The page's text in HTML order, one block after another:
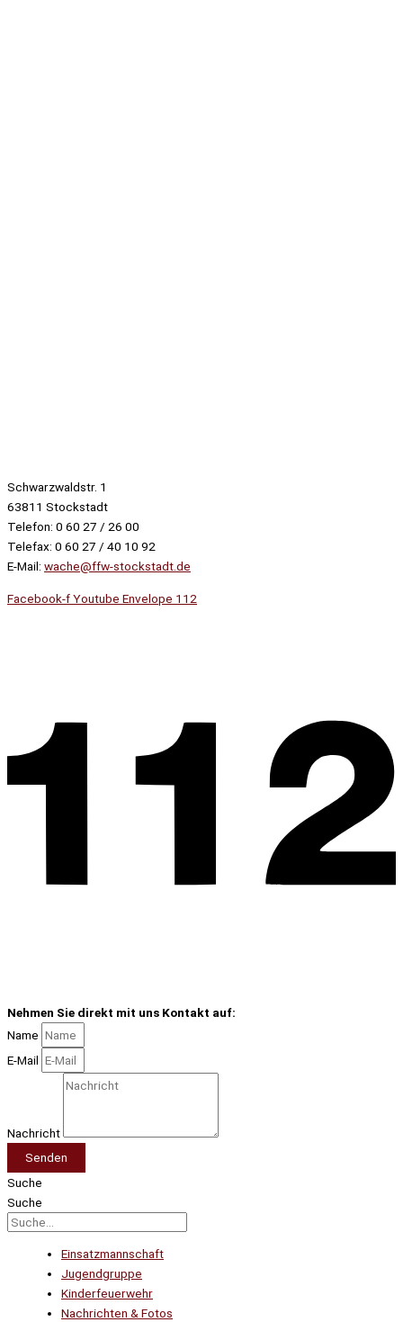
Schwarzwaldstr. 1
63811 Stockstadt
Telefon: 0 60 27 / 26 00
Telefax: 0 60 27 / 40 10 92
E-Mail: wache@ffw-stockstadt.de
Facebook-fYoutube Envelope 112
Nehmen Sie direkt mit uns Kontakt auf:
Name
E-Mail
Nachricht
Senden
Suche
Suche
Einsatzmannschaft
Jugendgruppe
Kinderfeuerwehr
Nachrichten & Fotos